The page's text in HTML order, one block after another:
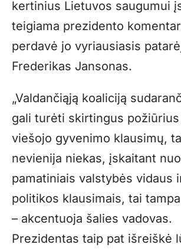
kertinius Lietuvos saugumui
teigiama prezidento
perdavė jo vyriausiasis
Frederikas Jansonas.
„Valdančiąją koaliciją
gali turėti skirtingus
viešojo gyvenimo klausimų,
nevienija niekas, įskaitant
pamatiniais valstybės vidaus
politikos klausimais, tai
– akcentuoja šalies vadovas.
Prezidentas taip pat išreiškė